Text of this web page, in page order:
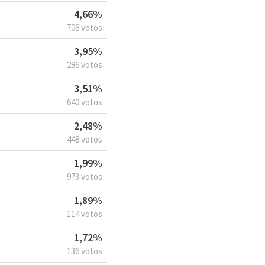
4,66%
708 votos
3,95%
286 votos
3,51%
640 votos
2,48%
448 votos
1,99%
973 votos
1,89%
114 votos
1,72%
136 votos